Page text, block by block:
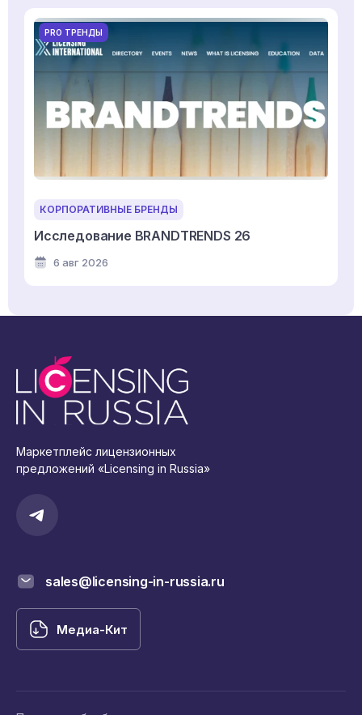
PRO ТРЕНДЫ
КОРПОРАТИВНЫЕ БРЕНДЫ
Исследование BRANDTRENDS 26
6 авг 2026
Маркетплейс лицензионных
предложений «Licensing in Russia»
sales@licensing-in-russia.ru
Медиа-Кит